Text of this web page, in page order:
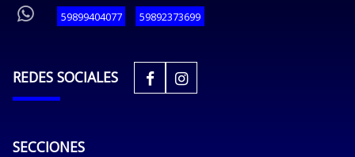
59899404077
59892373699
REDES SOCIALES
SECCIONES